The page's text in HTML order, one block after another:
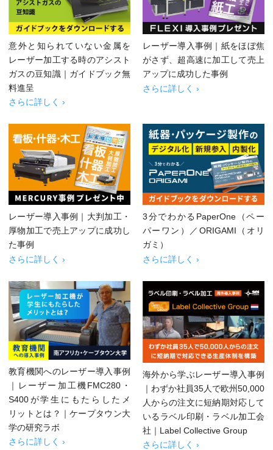
意外と知られていない金属を
レーザー加工する時のアシスト
ガスの豆知識｜ガイドブック無
料進呈
さらに詳しく ›
レーザー導入事例｜紙をほぼ焦
がさず、超高速に加工して売上
アップに成功した事例
さらに詳しく ›
レーザー導入事例｜大判加工・
厚物加工で売上アップに成功し
た事例
さらに詳しく ›
3分でわかるPaperOne（ペー
パーワン）／ORIGAMI（オリ
ガミ）
さらに詳しく ›
教育機関へのレーザー導入事例
｜レーザー加工機FMC280・
S400が学生にもたらしたメ
リットとは？｜ケープタウン大
学の研究ラボ
さらに詳しく ›
海外から学ぶレーザー導入事例
｜わずか社員35人で欧州50,000
人からの注文に短納期対応して
いるラベル印刷・ラベル加工会
社｜Label Collective Group
さらに詳しく ›